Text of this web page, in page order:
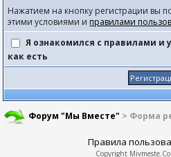
Нажатием на кнопку регистрации вы
этими условиями и правилами
Я ознакомился с правилами
как есть
Форум "Мы Вместе" > Форма
Правила
Copyright